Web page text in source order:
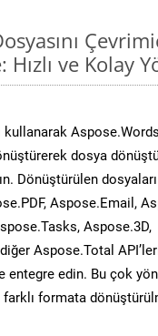
ve Kolay
kullanarak
dosya
Dönüştürülen dosyaları
Aspose.Email,
Aspose.3D,
Aspose.Total
entegre edin. Bu çok
farklı formata